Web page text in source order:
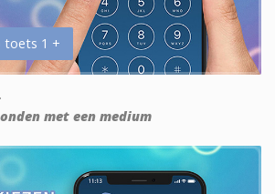
toets 1 +
met een medium